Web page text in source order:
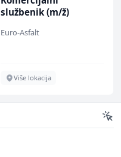
službenik (m/ž)
Euro-Asfalt
Više lokacija